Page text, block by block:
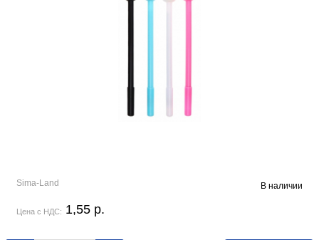
Sima-Land В наличии
Цена с НДС: 1,55 p.